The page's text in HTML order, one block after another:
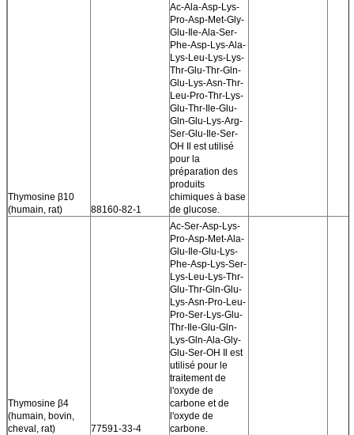
Thymosine β10
(humain, rat)
88160-82-1
Ac-Ala-Asp-Lys-
Pro-Asp-Met-Gly-
Glu-Ile-Ala-Ser-
Phe-Asp-Lys-Ala-
Lys-Leu-Lys-Lys-
Thr-Glu-Thr-Gln-
Glu-Lys-Asn-Thr-
Leu-Pro-Thr-Lys-
Glu-Thr-Ile-Glu-
Gln-Glu-Lys-Arg-
Ser-Glu-Ile-Ser-
OH Il est utilisé
pour la
préparation des
produits
chimiques à base
de glucose.
Thymosine β4
(humain, bovin,
cheval, rat)
77591-33-4
Ac-Ser-Asp-Lys-
Pro-Asp-Met-Ala-
Glu-Ile-Glu-Lys-
Phe-Asp-Lys-Ser-
Lys-Leu-Lys-Thr-
Glu-Thr-Gln-Glu-
Lys-Asn-Pro-Leu-
Pro-Ser-Lys-Glu-
Thr-Ile-Glu-Gln-
Lys-Gln-Ala-Gly-
Glu-Ser-OH Il est
utilisé pour le
traitement de
l'oxyde de
carbone et de
l'oxyde de
carbone.